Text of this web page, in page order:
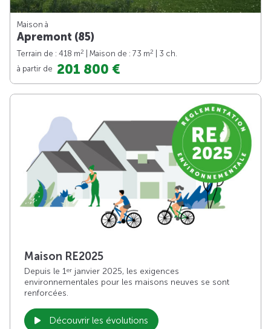
Maison à
Apremont (85)
Terrain de : 418 m2 | Maison de : 73 m2
| 3 ch.
à partir de 201 800 €
Maison RE2025
Depuis le 1er janvier 2025, les exigences
environnementales pour les maisons neuves se sont
renforcées.
Découvrir les évolutions